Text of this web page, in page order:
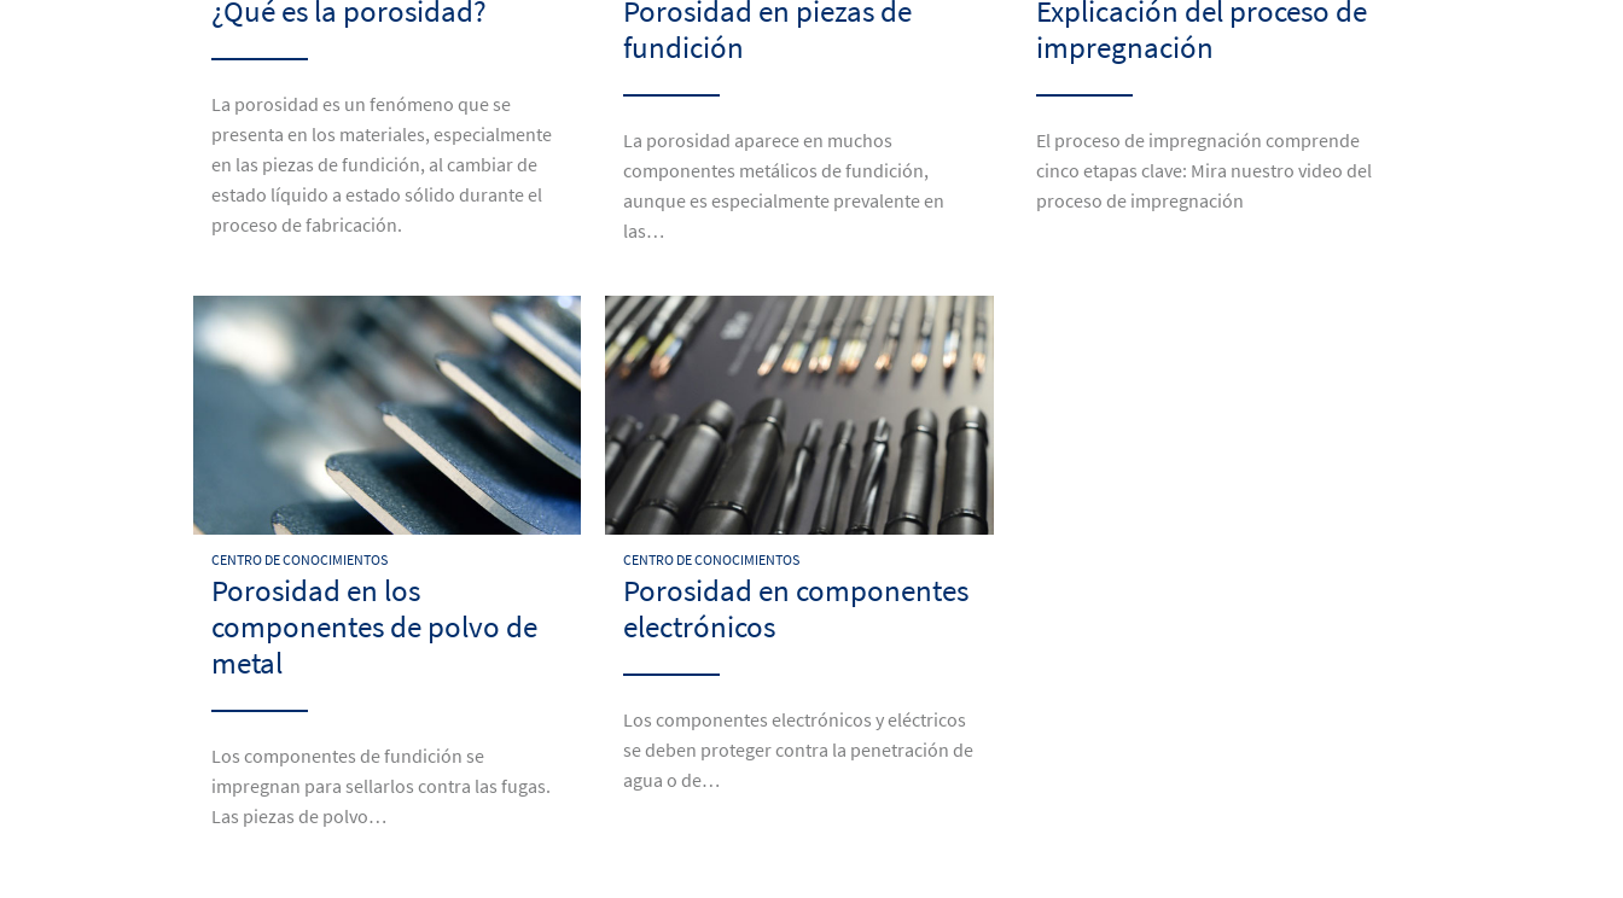
¿Qué es la porosidad?
La porosidad es un fenómeno que se
presenta en los materiales, especialmente
en las piezas de fundición, al cambiar de
estado líquido a estado sólido durante el
proceso de fabricación.
Porosidad en piezas de
fundición
La porosidad aparece en muchos
componentes metálicos de fundición,
aunque es especialmente prevalente en
las…
Explicación del proceso de
impregnación
El proceso de impregnación comprende
cinco etapas clave: Mira nuestro video del
proceso de impregnación
CENTRO DE CONOCIMIENTOS
Porosidad en los
componentes de polvo de
metal
Los componentes de fundición se
impregnan para sellarlos contra las fugas.
Las piezas de polvo…
CENTRO DE CONOCIMIENTOS
Porosidad en componentes
electrónicos
Los componentes electrónicos y eléctricos
se deben proteger contra la penetración de
agua o de…